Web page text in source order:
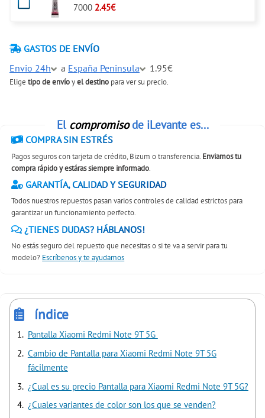
7000 2.45€
GASTOS DE ENVÍO
Envio 24h
a España Peninsula 1.95€
Elige tipo de envíoyel destino para ver su precio.
El compromisode iLevante es...
COMPRA SIN ESTRÉS
Pagos seguros con tarjeta de crédito, Bizum o transferencia. Enviamos tu
compra rápido y estáras siempre informado.
GARANTÍA, CALIDAD Y SEGURIDAD
Todos nuestros repuestos pasan varios controles de calidad estrictos para
garantizar un funcionamiento perfecto.
¿TIENES DUDAS? HÁBLANOS!
No estás seguro del repuesto que necesitas o si te va a servir para tu
modelo? Escríbenos y te ayudamos
índice
Pantalla Xiaomi Redmi Note 9T 5G
Cambio de Pantalla para Xiaomi Redmi Note 9T 5G
fácilmente
¿Cual es su precio Pantalla para Xiaomi Redmi Note 9T 5G?
¿Cuales variantes de color son los que se venden?